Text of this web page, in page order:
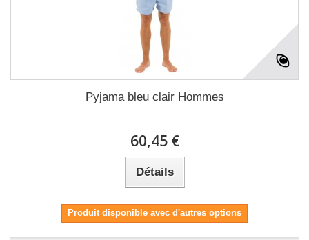
Pyjama bleu clair Hommes
60,45 €
Détails
Produit disponible avec d'autres options